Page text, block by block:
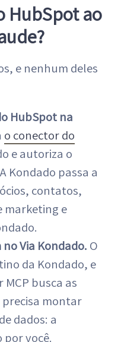
HubSpot ao
e nenhum deles
HubSpot na
o conector do
e autoriza o
Kondado passa a
contatos,
marketing e
Via Kondado. O
da Kondado, e
busca as
precisa montar
dados: a
por você.